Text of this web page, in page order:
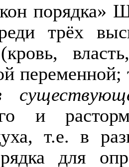
порядка»
трёх
и
т.е. в
для